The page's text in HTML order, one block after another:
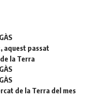
aquest passat
la Terra
de la Terra del mes